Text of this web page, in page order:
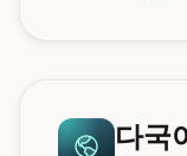
다국